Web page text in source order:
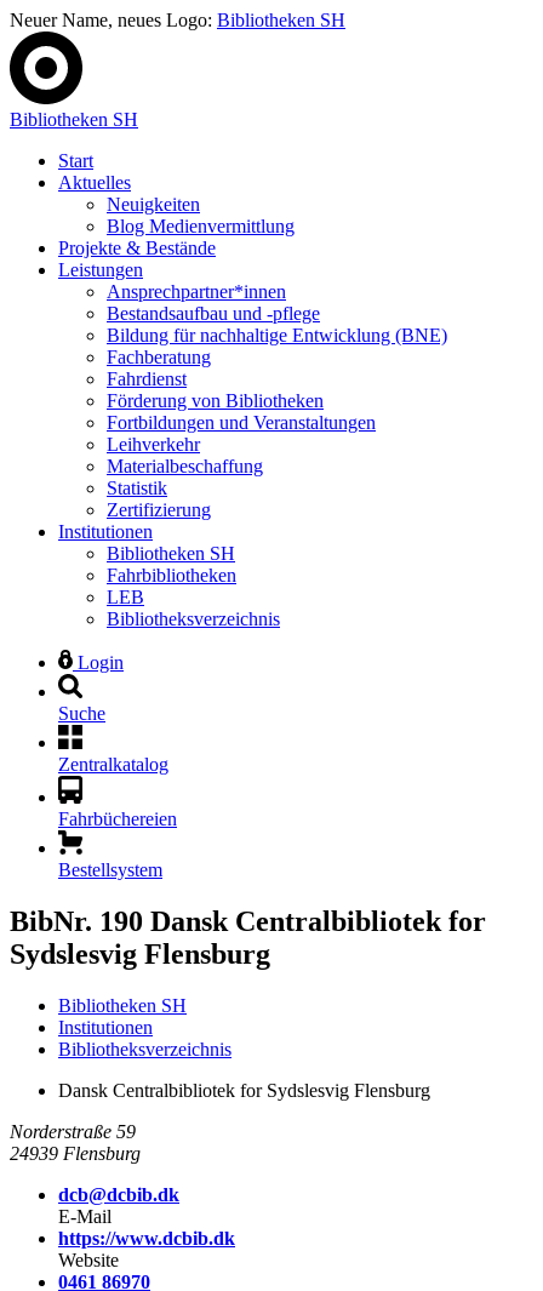
Neuer Name, neues Logo: Bibliotheken SH
Bibliotheken SH
Start
Aktuelles
Neuigkeiten
Blog Medienvermittlung
Projekte & Bestände
Leistungen
Ansprechpartner*innen
Bestandsaufbau und -pflege
Bildung für nachhaltige Entwicklung (BNE)
Fachberatung
Fahrdienst
Förderung von Bibliotheken
Fortbildungen und Veranstaltungen
Leihverkehr
Materialbeschaffung
Statistik
Zertifizierung
Institutionen
Bibliotheken SH
Fahrbibliotheken
LEB
Bibliotheksverzeichnis
Login
Suche
Zentralkatalog
Fahrbüchereien
Bestellsystem
BibNr. 190 Dansk Centralbibliotek for
Sydslesvig Flensburg
Bibliotheken SH
Institutionen
Bibliotheksverzeichnis
Dansk Centralbibliotek for Sydslesvig Flensburg
Norderstraße 59
24939 Flensburg
dcb@dcbib.dk
E-Mail
https://www.dcbib.dk
Website
0461 86970